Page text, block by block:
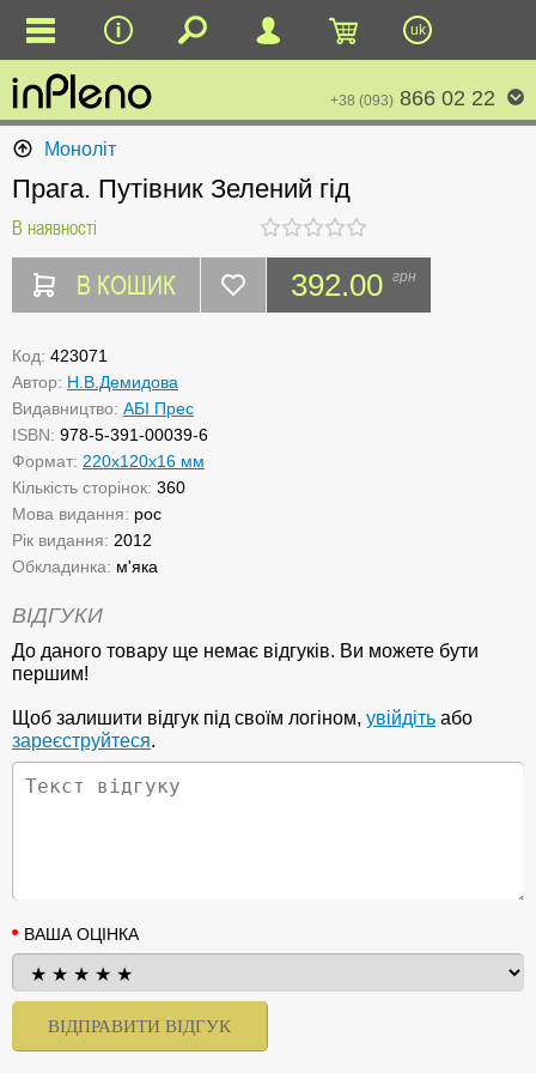
uk
+38 (093) 866 02 22
Моноліт
Прага. Путівник Зелений гід
В наявності
В КОШИК 392.00 грн
Код: 423071
Автор: Н.В.Демидова
Видавництво: АБІ Прес
ISBN: 978-5-391-00039-6
Формат: 220x120x16 мм
Кількість сторінок: 360
Мова видання: рос
Рік видання: 2012
Обкладинка: м'яка
ВІДГУКИ
До даного товару ще немає відгуків. Ви можете бути
першим!
Щоб залишити відгук під своїм логіном, увійдіть або
зареєструйтеся.
ВАША ОЦІНКА